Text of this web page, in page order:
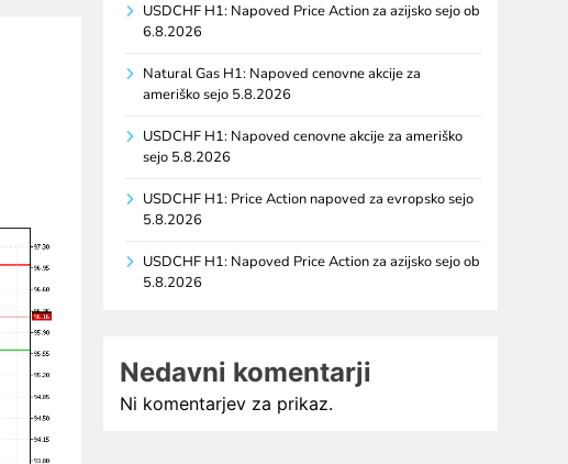
USDCHF H1: Napoved Price Action za azijsko sejo ob
6.8.2026
Natural Gas H1: Napoved cenovne akcije za
ameriško sejo 5.8.2026
USDCHF H1: Napoved cenovne akcije za ameriško
sejo 5.8.2026
USDCHF H1: Price Action napoved za evropsko sejo
5.8.2026
USDCHF H1: Napoved Price Action za azijsko sejo ob
5.8.2026
Nedavni komentarji
Ni komentarjev za prikaz.